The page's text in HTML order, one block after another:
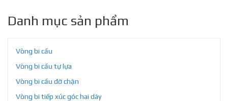
Danh mục sản phẩm
Vòng bi cầu
Vòng bi cầu tự lựa
Vòng bi cầu đỡ chặn
Vòng bi tiếp xúc góc hai dãy